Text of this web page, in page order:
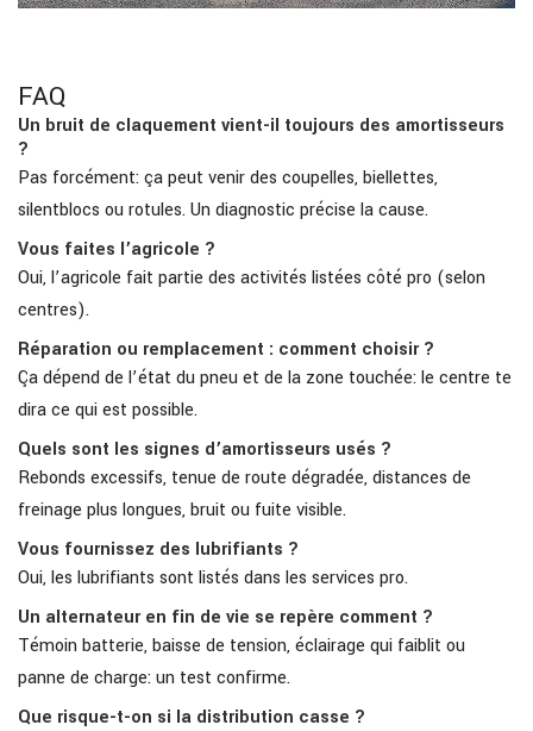
FAQ
Un bruit de claquement vient-il toujours des amortisseurs
?
Pas forcément: ça peut venir des coupelles, biellettes,
silentblocs ou rotules. Un diagnostic précise la cause.
Vous faites l’agricole ?
Oui, l’agricole fait partie des activités listées côté pro (selon
centres).
Réparation ou remplacement : comment choisir ?
Ça dépend de l’état du pneu et de la zone touchée: le centre te
dira ce qui est possible.
Quels sont les signes d’amortisseurs usés ?
Rebonds excessifs, tenue de route dégradée, distances de
freinage plus longues, bruit ou fuite visible.
Vous fournissez des lubrifiants ?
Oui, les lubrifiants sont listés dans les services pro.
Un alternateur en fin de vie se repère comment ?
Témoin batterie, baisse de tension, éclairage qui faiblit ou
panne de charge: un test confirme.
Que risque-t-on si la distribution casse ?